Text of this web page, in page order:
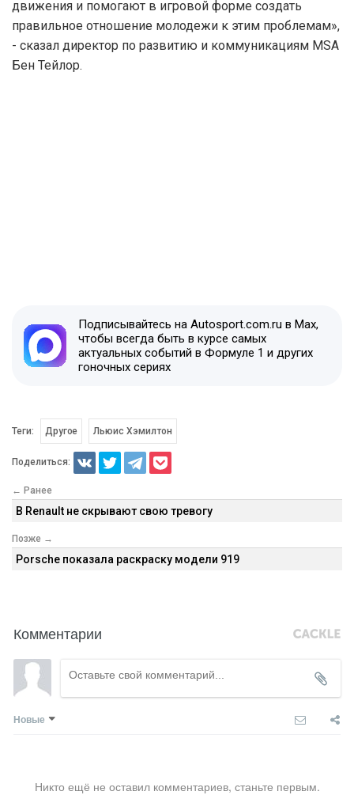
движения и помогают в игровой форме создать
правильное отношение молодежи к этим проблемам»,
- сказал директор по развитию и коммуникациям MSA
Бен Тейлор.
Подписывайтесь на Autosport.com.ru в Max,
чтобы всегда быть в курсе самых
актуальных событий в Формуле 1 и других
гоночных сериях
Теги: Другое Льюис Хэмилтон
Поделиться:
← Ранее
В Renault не скрывают свою тревогу
Позже →
Porsche показала раскраску модели 919
Комментарии
Новые
Никто ещё не оставил комментариев, станьте первым.